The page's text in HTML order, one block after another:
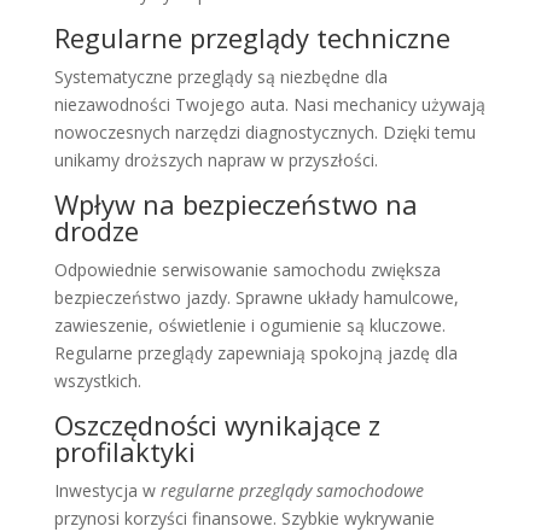
Regularne przeglądy techniczne
Systematyczne przeglądy są niezbędne dla
niezawodności Twojego auta. Nasi mechanicy używają
nowoczesnych narzędzi diagnostycznych. Dzięki temu
unikamy droższych napraw w przyszłości.
Wpływ na bezpieczeństwo na
drodze
Odpowiednie serwisowanie samochodu zwiększa
bezpieczeństwo jazdy. Sprawne układy hamulcowe,
zawieszenie, oświetlenie i ogumienie są kluczowe.
Regularne przeglądy zapewniają spokojną jazdę dla
wszystkich.
Oszczędności wynikające z
profilaktyki
Inwestycja w regularne przeglądy samochodowe
przynosi korzyści finansowe. Szybkie wykrywanie